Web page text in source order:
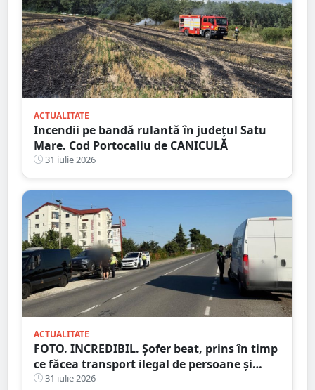
ACTUALITATE
Incendii pe bandă rulantă în județul Satu
Mare. Cod Portocaliu de CANICULĂ
31 iulie 2026
ACTUALITATE
FOTO. INCREDIBIL. Șofer beat, prins în timp
ce făcea transport ilegal de persoane și
reținut
31 iulie 2026